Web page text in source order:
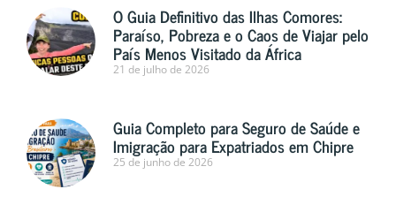
O Guia Definitivo das Ilhas Comores:
Paraíso, Pobreza e o Caos de Viajar pelo
País Menos Visitado da África
21 de julho de 2026
Guia Completo para Seguro de Saúde e
Imigração para Expatriados em Chipre
25 de junho de 2026